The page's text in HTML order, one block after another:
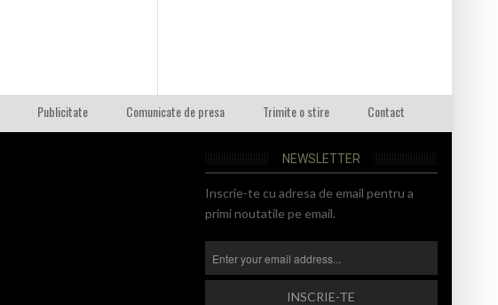
Publicitate Comunicate de presa Trimite o stire Contact
NEWSLETTER
Inscrie-te cu adresa de email pentru a
primi noutatile pe email.